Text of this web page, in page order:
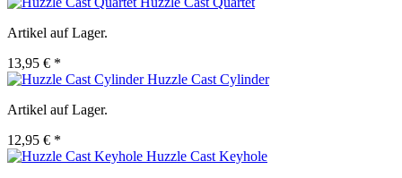
Artikel auf Lager.
13,95 € *
Huzzle Cast Cylinder
Artikel auf Lager.
12,95 € *
Huzzle Cast Keyhole